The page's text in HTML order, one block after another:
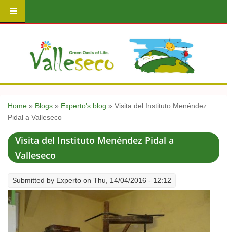
You are here
Home » Blogs » Experto's blog » Visita del Instituto Menéndez
Pidal a Valleseco
Visita del Instituto Menéndez Pidal a
Valleseco
Submitted by Experto on Thu, 14/04/2016 - 12:12